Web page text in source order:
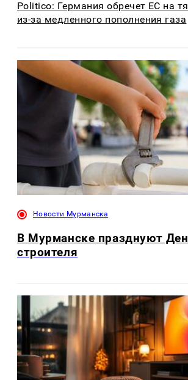
Politico: Германия обречет ЕС на
из-за медленного пополнения газа
Новости Мурманска
В Мурманске празднуют
строителя